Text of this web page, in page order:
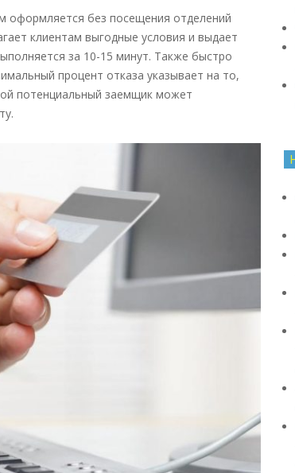
оформляется без посещения отделений
клиентам выгодные условия и выдает
за 10-15 минут. Также быстро
процент отказа указывает на то,
потенциальный заемщик может